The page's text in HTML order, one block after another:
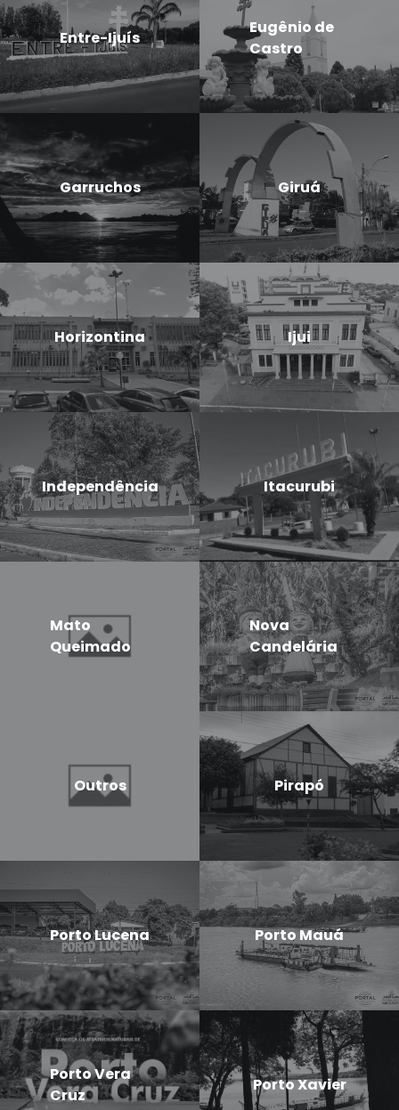
Entre-Ijuís
Eugênio de
Castro
Garruchos Giruá
Horizontina Ijui
Independência Itacurubi
Mato
Queimado
Nova
Candelária
Outros Pirapó
Porto Lucena Porto Mauá
Porto Vera
Cruz
Porto Xavier